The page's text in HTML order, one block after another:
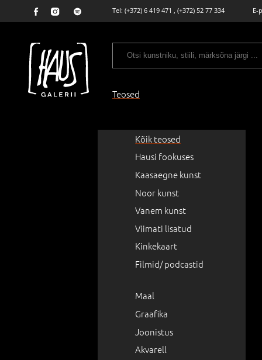
Tel: (+372) 6 419 471 , (+372) 52 77 334 E-
Teosed
Kõik teosed
Hausi fookuses
Kaasaegne kunst
Noor kunst
Vanem kunst
Viimati lisatud
Kinkekaart
Filmid/ podcastid
Maal
Graafika
Joonistus
Akvarell